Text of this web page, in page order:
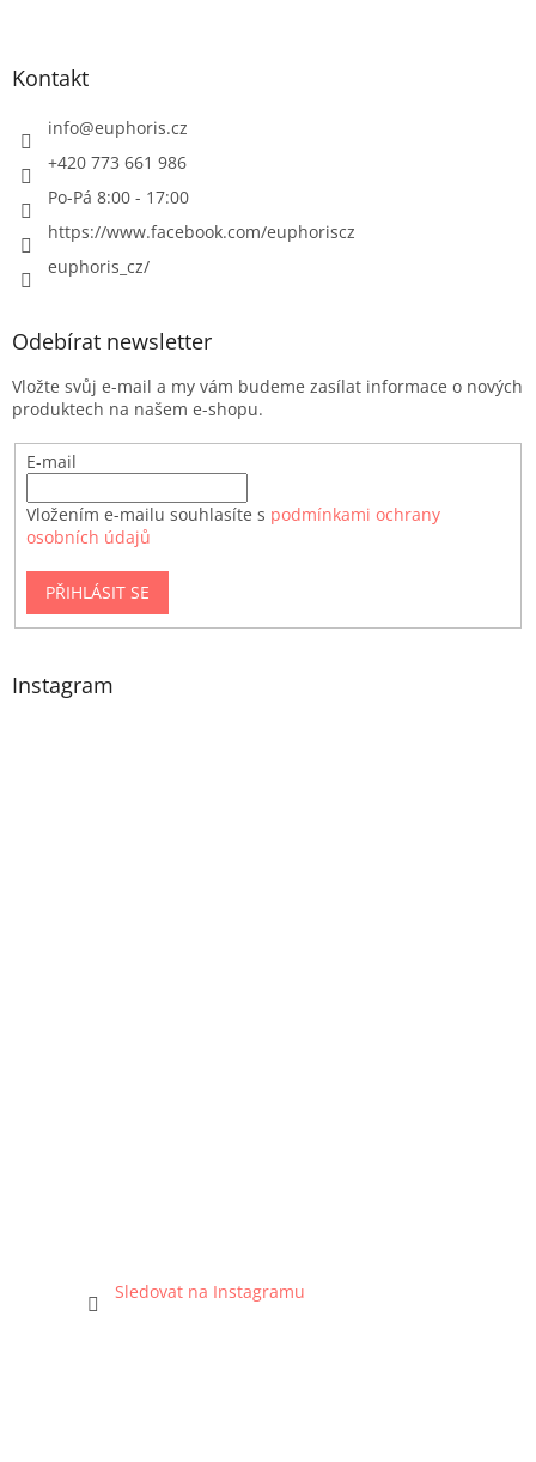
Kontakt
info@euphoris.cz
+420 773 661 986
Po-Pá 8:00 - 17:00
https://www.facebook.com/euphoriscz
euphoris_cz/
Odebírat newsletter
Vložte svůj e-mail a my vám budeme zasílat informace o nových
produktech na našem e-shopu.
E-mail
Vložením e-mailu souhlasíte s podmínkami ochrany
osobních údajů
PŘIHLÁSIT SE
Instagram
Sledovat na Instagramu